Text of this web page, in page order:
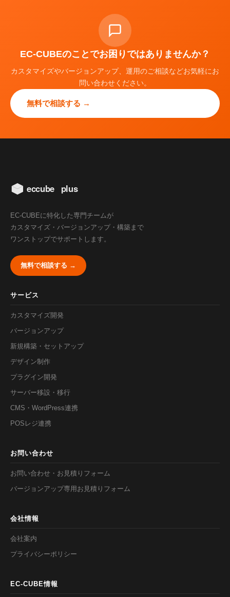
EC-CUBEのことでお困りではありませんか？
カスタマイズやバージョンアップ、運用のご相談などお気軽にお
問い合わせください。
無料で相談する →
EC-CUBEに特化した専門チームが
カスタマイズ・バージョンアップ・構築まで
ワンストップでサポートします。
無料で相談する →
サービス
カスタマイズ開発
バージョンアップ
新規構築・セットアップ
デザイン制作
プラグイン開発
サーバー移設・移行
CMS・WordPress連携
POSレジ連携
お問い合わせ
お問い合わせ・お見積りフォーム
バージョンアップ専用お見積りフォーム
会社情報
会社案内
プライバシーポリシー
EC-CUBE情報